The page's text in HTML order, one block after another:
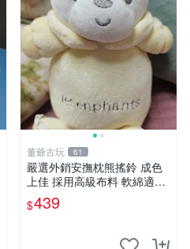
董爺古玩 61
嚴選外銷安撫枕熊搖鈴 成色
上佳 採用高級布料 軟綿適合
收藏 安心選購 安撫枕 熊玩具
搖鈴
$439